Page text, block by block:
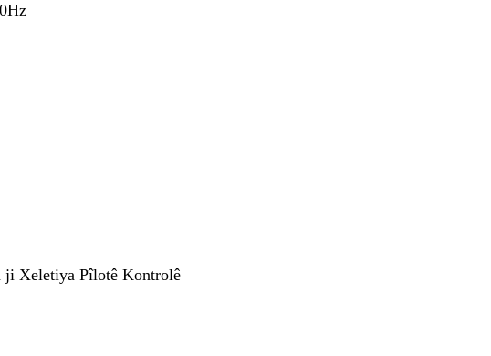
ji Xeletiya Pîlotê Kontrolê